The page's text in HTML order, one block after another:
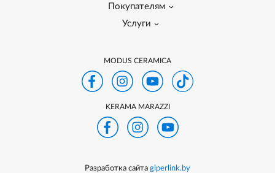
Покупателям
Услуги
MODUS CERAMICA
KERAMA MARAZZI
Разработка сайта giperlink.by